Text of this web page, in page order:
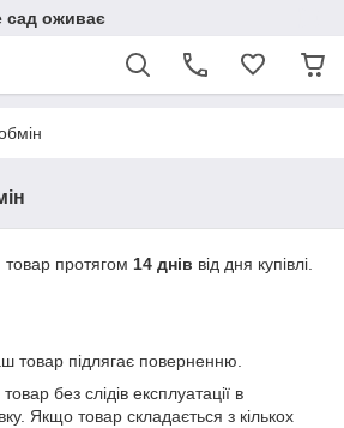
сад оживає
протягом 14 днів від дня купівлі.
товар підлягає поверненню.
без слідів експлуатації в
Якщо товар складається з кількох